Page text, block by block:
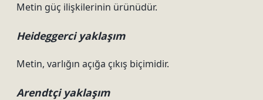
Metin güç ilişkilerinin ürünüdür.
Heideggerci yaklaşım
Metin, varlığın açığa çıkış biçimidir.
Arendtçi yaklaşım